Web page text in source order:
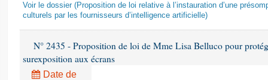
Voir le dossier (Proposition de loi relative à l’instauration d’une
culturels par les fournisseurs d’intelligence artificielle)
N° 2435 - Proposition de loi de Mme Lisa Belluco pour
surexposition aux écrans
Date de